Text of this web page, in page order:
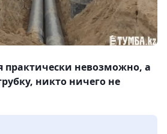
практически невозможно, а
никто ничего не